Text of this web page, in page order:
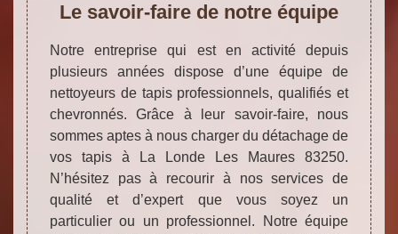
Le savoir-faire de notre équipe
Notre entreprise qui est en activité depuis
plusieurs années dispose d’une équipe de
nettoyeurs de tapis professionnels, qualifiés et
chevronnés. Grâce à leur savoir-faire, nous
sommes aptes à nous charger du détachage de
vos tapis à La Londe Les Maures 83250.
N’hésitez pas à recourir à nos services de
qualité et d’expert que vous soyez un
particulier ou un professionnel. Notre équipe